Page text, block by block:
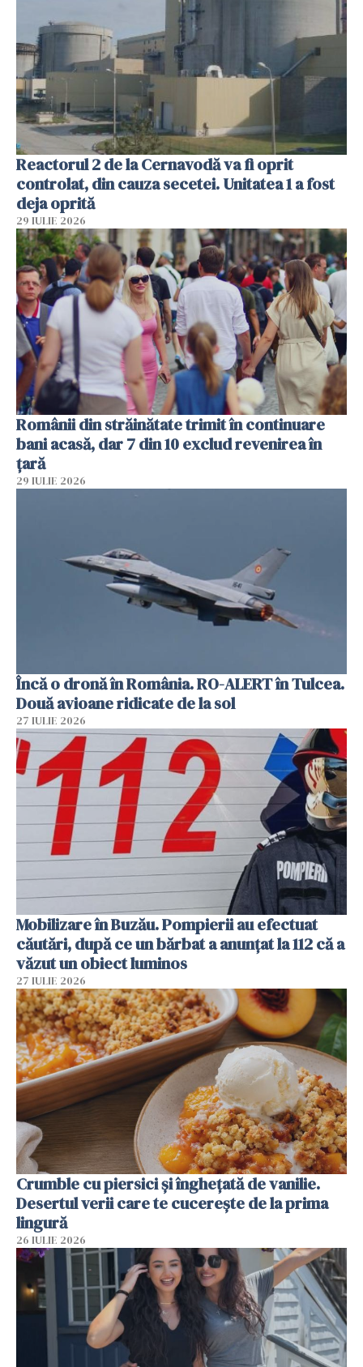
Reactorul 2 de la Cernavodă va fi oprit
controlat, din cauza secetei. Unitatea 1 a fost
deja oprită
29 IULIE 2026
Românii din străinătate trimit în continuare
bani acasă, dar 7 din 10 exclud revenirea în
țară
29 IULIE 2026
Încă o dronă în România. RO-ALERT în Tulcea.
Două avioane ridicate de la sol
27 IULIE 2026
Mobilizare în Buzău. Pompierii au efectuat
căutări, după ce un bărbat a anunțat la 112 că a
văzut un obiect luminos
27 IULIE 2026
Crumble cu piersici și înghețată de vanilie.
Desertul verii care te cucerește de la prima
lingură
26 IULIE 2026